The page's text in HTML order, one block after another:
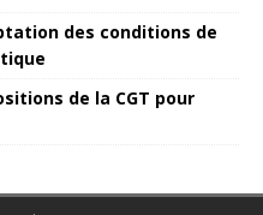
des conditions de
de la CGT pour